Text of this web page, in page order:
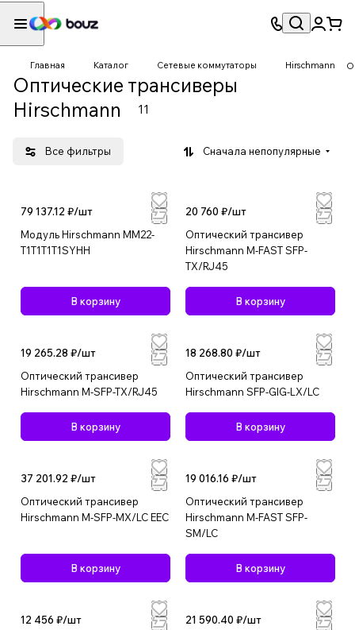
Главная Каталог Сетевые коммутаторы Hirschmann
Оптические трансиверы
Hirschmann
11
Все фильтры Сначала непопулярные
79 137.12 ₽/шт
Модуль Hirschmann MM22-
T1T1T1T1SYHH
В корзину
20 760 ₽/шт
Оптический трансивер
Hirschmann M-FAST SFP-
TX/RJ45
В корзину
19 265.28 ₽/шт
Оптический трансивер
Hirschmann M-SFP-TX/RJ45
В корзину
18 268.80 ₽/шт
Оптический трансивер
Hirschmann SFP-GIG-LX/LC
В корзину
37 201.92 ₽/шт
Оптический трансивер
Hirschmann M-SFP-MX/LC EEC
В корзину
19 016.16 ₽/шт
Оптический трансивер
Hirschmann M-FAST SFP-
SM/LC
В корзину
12 456 ₽/шт
21 590.40 ₽/шт